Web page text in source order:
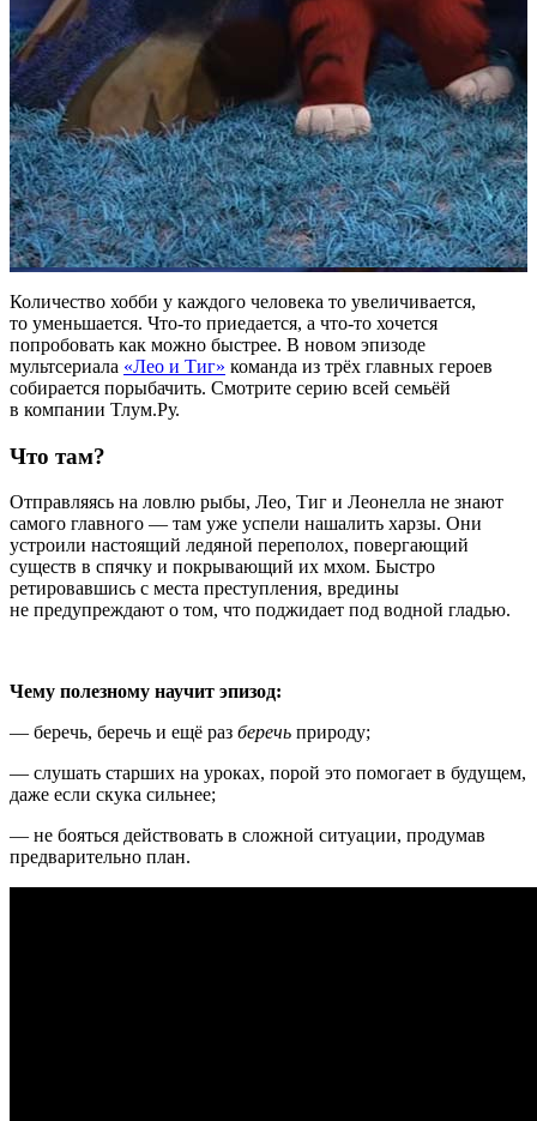
Количество хобби у каждого человека то увеличивается,
то уменьшается. Что-то приедается, а что-то хочется
попробовать как можно быстрее. В новом эпизоде
мультсериала «Лео и Тиг» команда из трёх главных героев
собирается порыбачить. Смотрите серию всей семьёй
в компании Тлум.Ру.
Что там?
Отправляясь на ловлю рыбы, Лео, Тиг и Леонелла не знают
самого главного — там уже успели нашалить харзы. Они
устроили настоящий ледяной переполох, повергающий
существ в спячку и покрывающий их мхом. Быстро
ретировавшись с места преступления, вредины
не предупреждают о том, что поджидает под водной гладью.
Чему полезному научит эпизод:
— беречь, беречь и ещё раз беречь природу;
— слушать старших на уроках, порой это помогает в будущем,
даже если скука сильнее;
— не бояться действовать в сложной ситуации, продумав
предварительно план.